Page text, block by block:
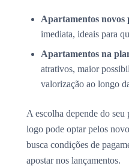
Apartamentos novos
imediata, ideais para
Apartamentos na
atrativos, maior
valorização ao longo
A escolha depende do
logo pode optar pelos
busca condições de
apostar nos lançamentos.